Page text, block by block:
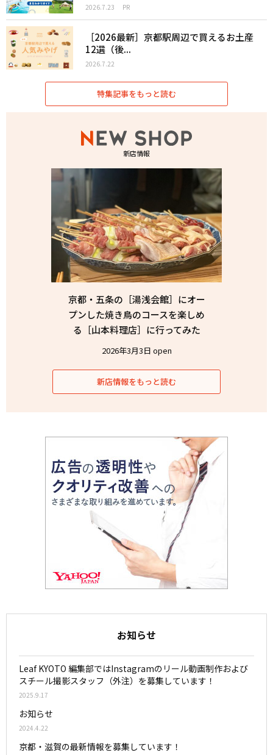
2026.7.23 PR
［2026最新］京都駅周辺で買えるお土産
12選（後...
2026.7.22
特集記事をもっと読む
新店情報
京都・五条の［湯浅会館］にオー
プンした焼き鳥のコースを楽しめ
る［山本料理店］に行ってみた
2026年3月3日 open
新店情報をもっと読む
お知らせ
Leaf KYOTO 編集部ではInstagramのリール動画制作および
スチール撮影スタッフ（外注）を募集しています！
2025.9.17
お知らせ
2024.4.22
京都・滋賀の最新情報を募集しています！